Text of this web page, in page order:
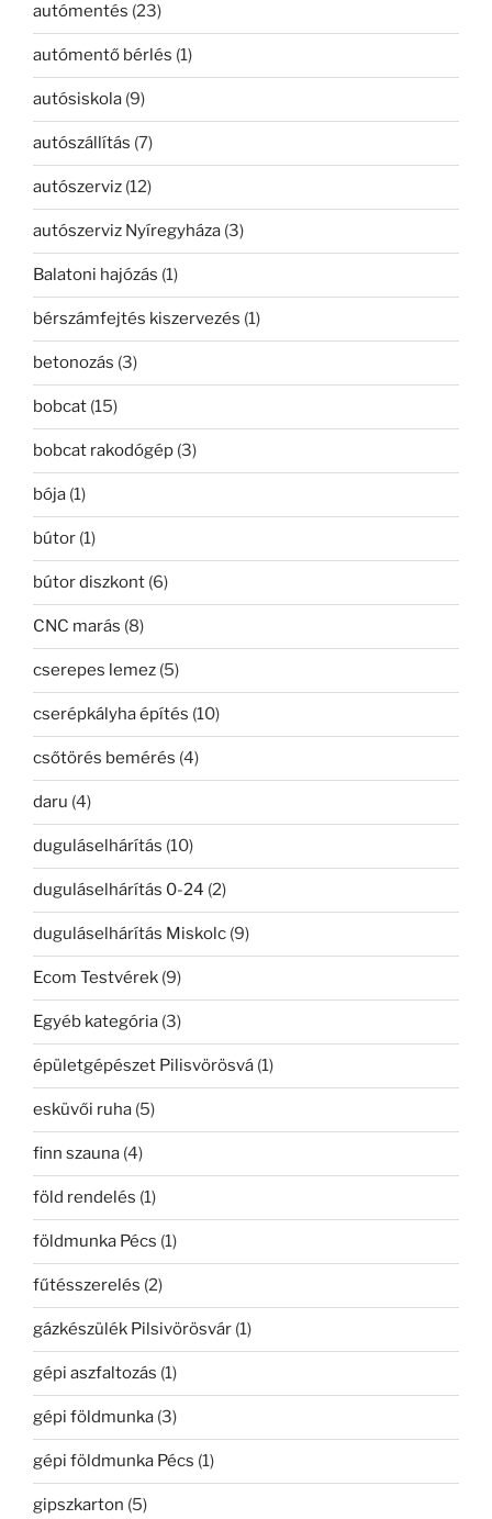
autómentés (23)
autómentő bérlés (1)
autósiskola (9)
autószállítás (7)
autószerviz (12)
autószerviz Nyíregyháza (3)
Balatoni hajózás (1)
bérszámfejtés kiszervezés (1)
betonozás (3)
bobcat (15)
bobcat rakodógép (3)
bója (1)
bútor (1)
bútor diszkont (6)
CNC marás (8)
cserepes lemez (5)
cserépkályha építés (10)
csőtörés bemérés (4)
daru (4)
duguláselhárítás (10)
duguláselhárítás 0-24 (2)
duguláselhárítás Miskolc (9)
Ecom Testvérek (9)
Egyéb kategória (3)
épületgépészet Pilisvörösvá (1)
esküvői ruha (5)
finn szauna (4)
föld rendelés (1)
földmunka Pécs (1)
fűtésszerelés (2)
gázkészülék Pilsivörösvár (1)
gépi aszfaltozás (1)
gépi földmunka (3)
gépi földmunka Pécs (1)
gipszkarton (5)